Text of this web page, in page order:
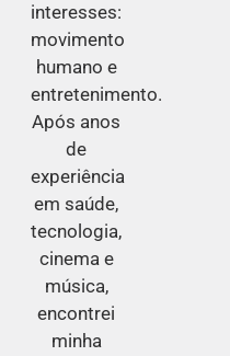
interesses:
movimento
humano e
entretenimento.
Após anos
de
experiência
em saúde,
tecnologia,
cinema e
música,
encontrei
minha